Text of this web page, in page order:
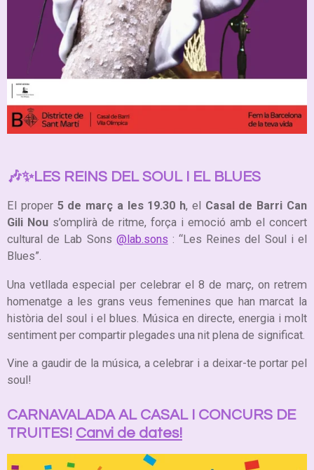
🎶✨LES REINS DEL SOUL I EL BLUES
El proper 5 de març a les 19.30 h, el Casal de Barri Can
Gili Nou s’omplirà de ritme, força i emoció amb el concert
cultural de Lab Sons @lab.sons : “Les Reines del Soul i el
Blues”.
Una vetllada especial per celebrar el 8 de març, on retrem
homenatge a les grans veus femenines que han marcat la
història del soul i el blues. Música en directe, energia i molt
sentiment per compartir plegades una nit plena de significat.
Vine a gaudir de la música, a celebrar i a deixar-te portar pel
soul!
CARNAVALADA AL CASAL I CONCURS DE
TRUITES! Canvi de dates!